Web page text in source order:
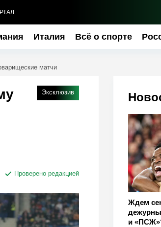
Италия Всё о спорте
матчи
Ждем
и
Эксклюзив
Проверено редакцией